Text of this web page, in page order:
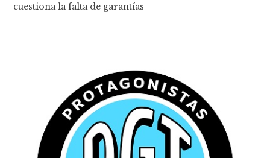
cuestiona la falta de garantías
-